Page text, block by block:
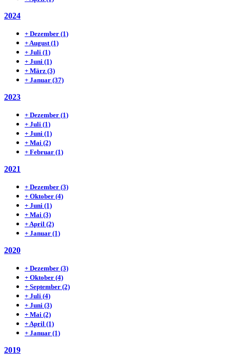
2024
+ Dezember (1)
+August(1)
+ Juli (1)
+ Juni (1)
+ März (3)
+ Januar (37)
2023
+ Dezember (1)
+ Juli (1)
+ Juni (1)
+ Mai (2)
+ Februar (1)
2021
+ Dezember (3)
+ Oktober (4)
+ Juni (1)
+ Mai (3)
+April (2)
+ Januar (1)
2020
+ Dezember (3)
+ Oktober (4)
+ September (2)
+ Juli (4)
+ Juni (3)
+ Mai (2)
+April (1)
+ Januar (1)
2019